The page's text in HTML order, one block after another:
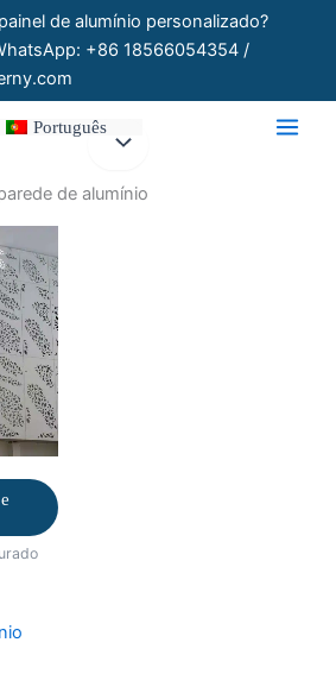
de alumínio personalizado?
+86 18566054354 /
Português
de alumínio